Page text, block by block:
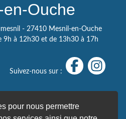
pour nous permettre
en-Ouche
- 27410 Mesnil-en-Ouche
9h à 12h30 et de 13h30 à 17h
Suivez-nous sur :